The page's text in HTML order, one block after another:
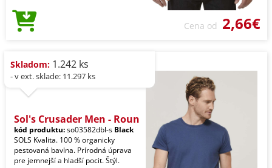
Cena od 2,66€
Skladom: 1.242 ks
- v ext. sklade: 11.297 ks
Sol's Crusader Men - Roun
kód produktu:so03582dbl-s Black
SOLS Kvalita. 100 % organicky
pestovaná bavlna. Prírodná úprava
pre jemnejší a hladší pocit. Štýl.